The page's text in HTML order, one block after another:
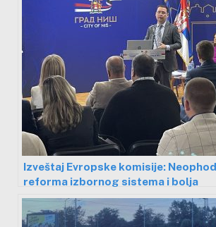
Izveštaj Evropske komisije:
reforma izbornog sistema i bolja
saradnja države i civilnog sektora